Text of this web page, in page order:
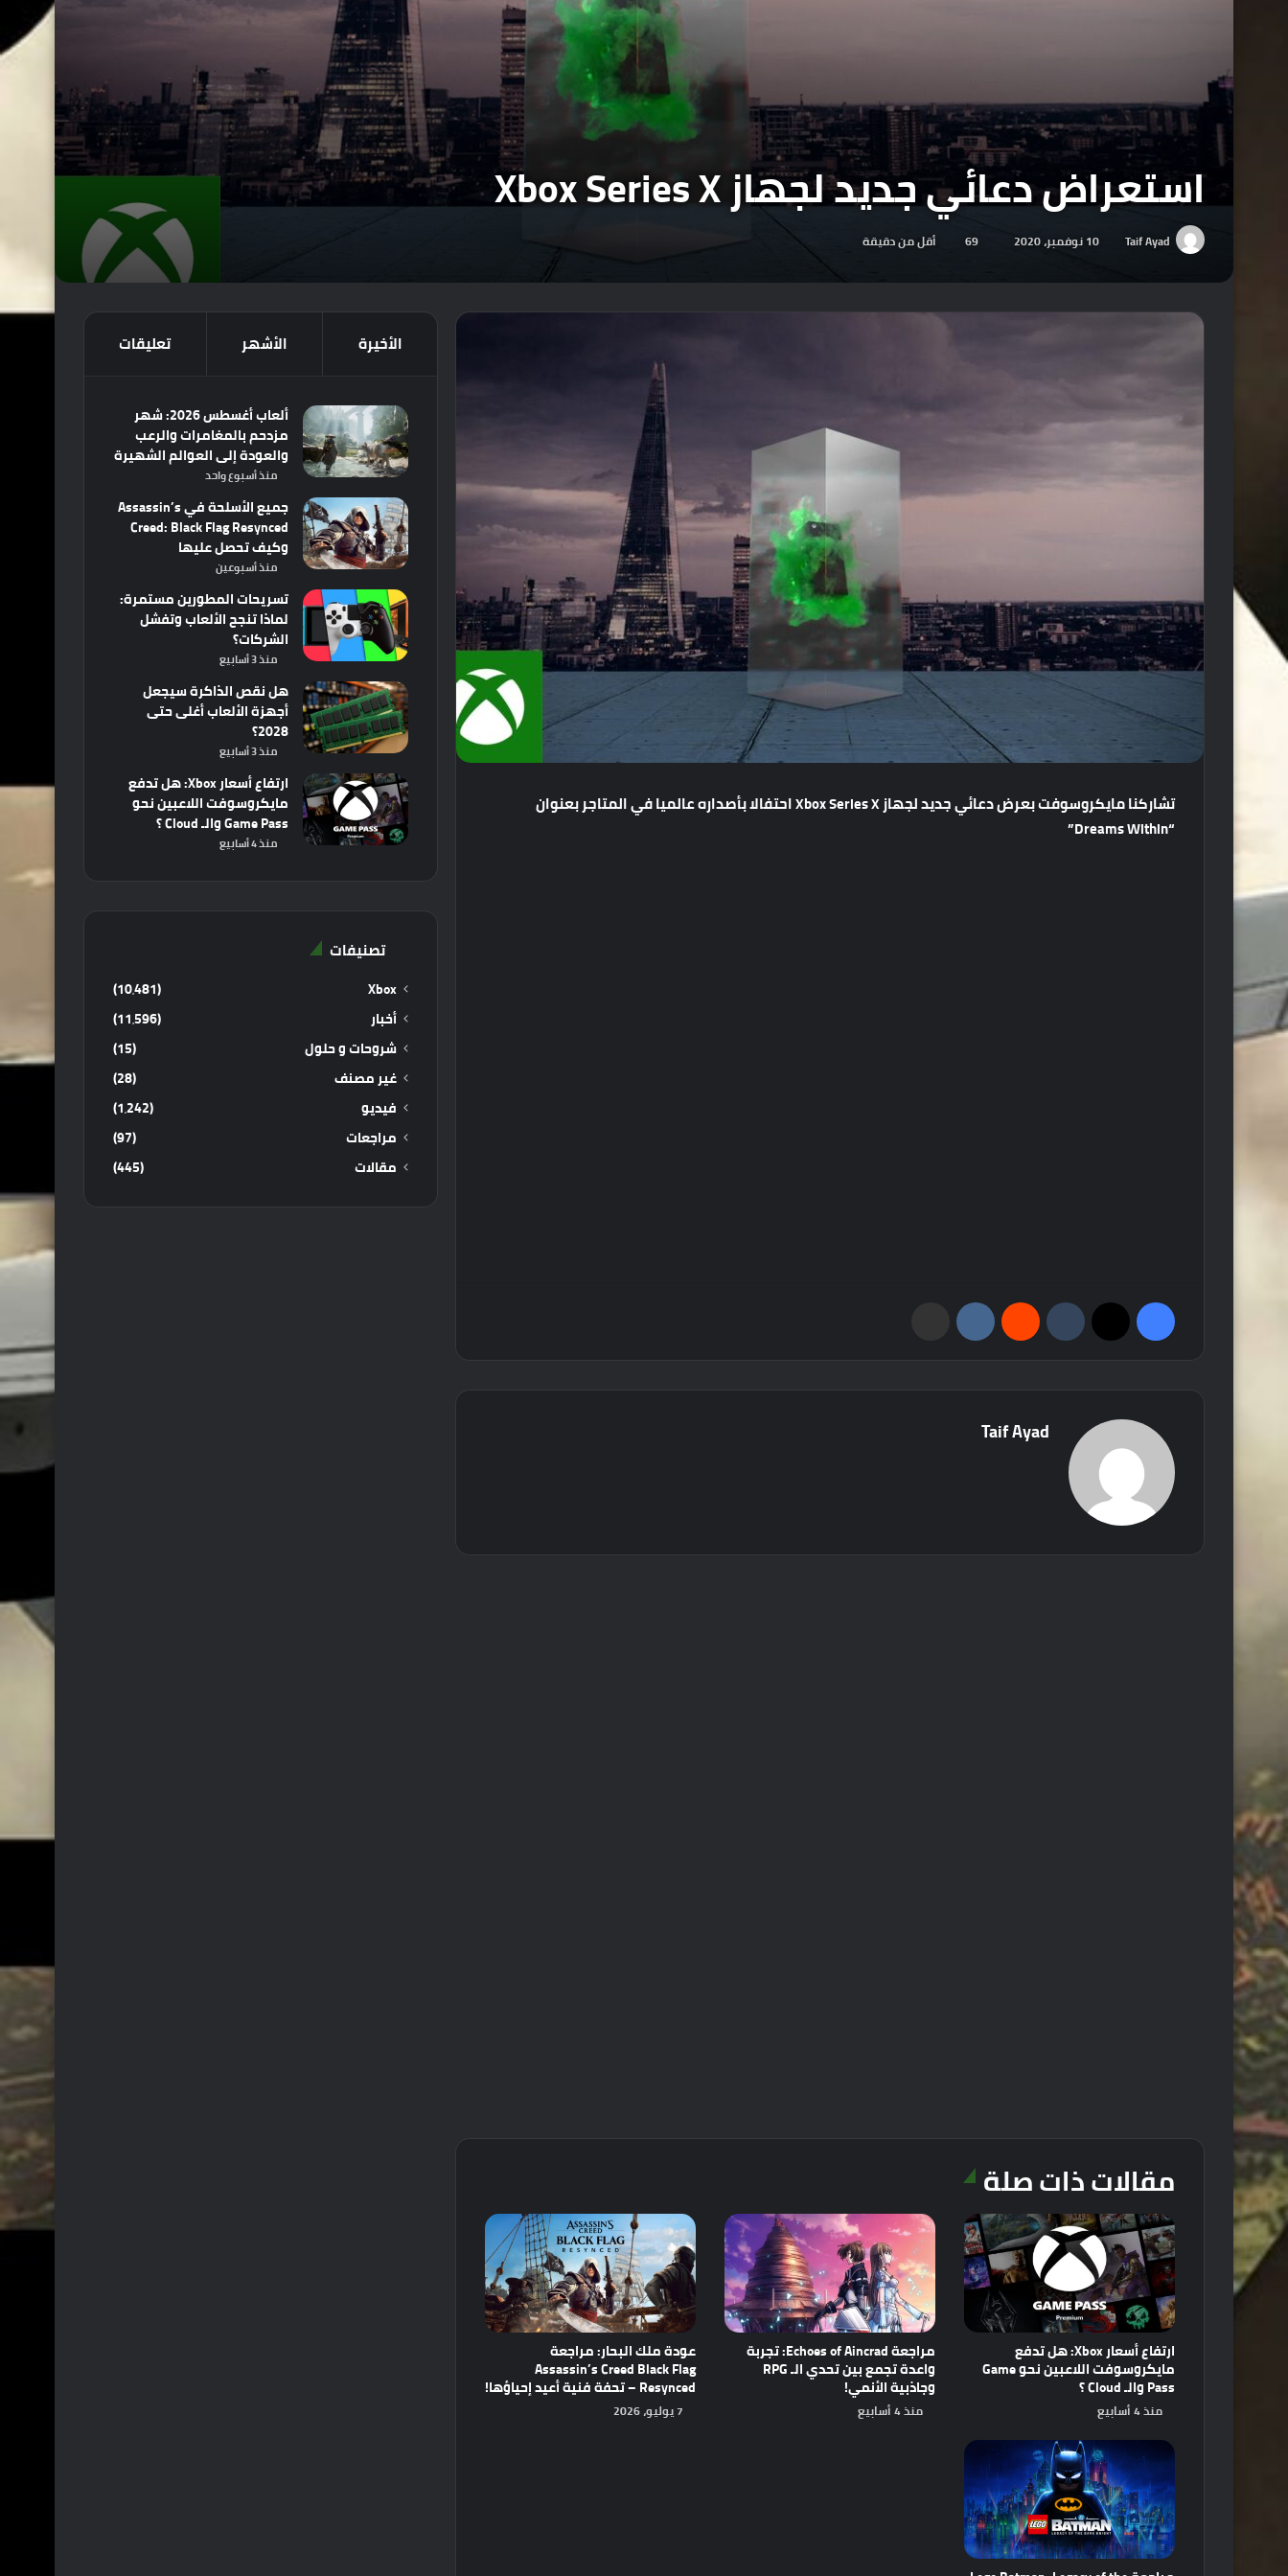
استعراض دعائي جديد لجهاز Xbox Series X
Taif Ayad 10 نوفمبر، 2020 69 أقل من دقيقة
تشاركنا مايكروسوفت بعرض دعائي جديد لجهاز Xbox Series X احتفالا بأصداره عالميا في المتاجر بعنوان
“Dreams Within”
Taif Ayad
مقالات ذات صلة
ارتفاع أسعار Xbox: هل تدفع
مايكروسوفت اللاعبين نحو Game
Pass والـ Cloud ؟
منذ 4 أسابيع
مراجعة Echoes of Aincrad: تجربة
واعدة تجمع بين تحدي الـ RPG
وجاذبية الأنمي!
منذ 4 أسابيع
عودة ملك البحار: مراجعة
Assassin’s Creed Black Flag
Resynced – تحفة فنية أعيد إحياؤها!
7 يوليو، 2026
الأخيرة الأشهر تعليقات
ألعاب أغسطس 2026: شهر
مزدحم بالمغامرات والرعب
والعودة إلى العوالم الشهيرة
منذ أسبوع واحد
جميع الأسلحة في Assassin’s
Creed: Black Flag Resynced
وكيف تحصل عليها
منذ أسبوعين
تسريحات المطورين مستمرة:
لماذا تنجح الألعاب وتفشل
الشركات؟
منذ 3 أسابيع
هل نقص الذاكرة سيجعل
أجهزة الألعاب أغلى حتى
2028؟
منذ 3 أسابيع
ارتفاع أسعار Xbox: هل تدفع
مايكروسوفت اللاعبين نحو
Game Pass والـ Cloud ؟
منذ 4 أسابيع
تصنيفات
Xbox
(10٬481)
أخبار
(11٬596)
شروحات و حلول
(15)
غير مصنف
(28)
فيديو
(1٬242)
مراجعات
(97)
مقالات
(445)